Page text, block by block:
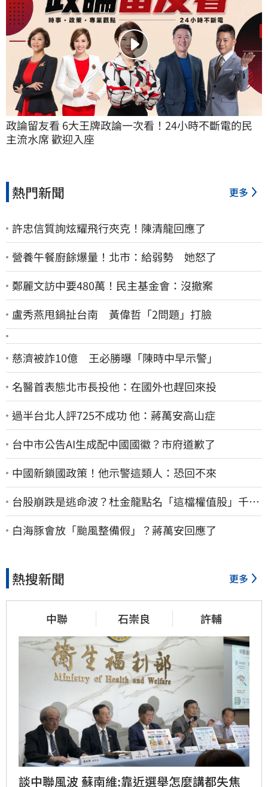
政論留友看 6大王牌政論一次看！24小時不斷電的民
主流水席 歡迎入座
熱門新聞 更多
許忠信質詢炫耀飛行夾克！陳清龍回應了
營養午餐廚餘爆量！北市：給弱勢 她怒了
鄭麗文訪中要480萬！民主基金會：沒撤案
盧秀燕甩鍋扯台南 黃偉哲「2問題」打臉
慈濟被詐10億 王必勝曝「陳時中早示警」
名醫首表態北市長投他：在國外也趕回來投
過半台北人評725不成功 他：蔣萬安高山症
台中市公告AI生成配中國國徽？市府道歉了
中國新鎖國政策！他示警這類人：恐回不來
台股崩跌是逃命波？杜金龍點名「這檔權值股」千萬
別長抱
白海豚會放「颱風整備假」？蔣萬安回應了
熱搜新聞 更多
中聯 石崇良 許輔
談中聯風波 蘇南維:靠近選舉怎麼講都失焦